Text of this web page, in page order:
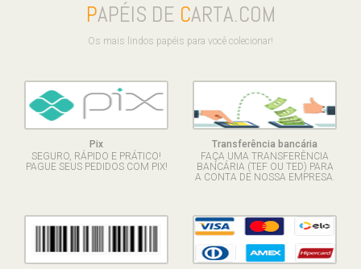
PAPÉIS DE CARTA.COM
Os mais lindos papéis para você colecionar!
Pix
SEGURO, RÁPIDO E PRÁTICO!
PAGUE SEUS PEDIDOS COM PIX!
Transferência bancária
FAÇA UMA TRANSFERÊNCIA
BANCÁRIA (TEF OU TED) PARA
A CONTA DE NOSSA EMPRESA.